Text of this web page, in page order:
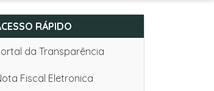
RÁPIDO
da Transparência
Fiscal Eletronica